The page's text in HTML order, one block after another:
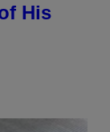
His